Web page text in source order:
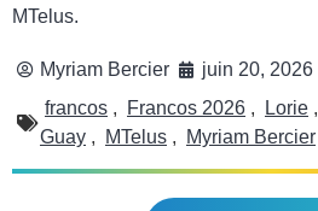
MTelus.
Myriam Bercier
juin 20, 2026
francos , Francos 2026 , Lorie ,
Guay , MTelus , Myriam Bercier